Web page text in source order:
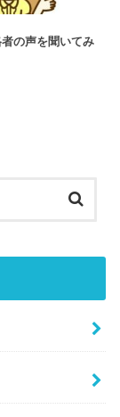
の声を聞いてみ